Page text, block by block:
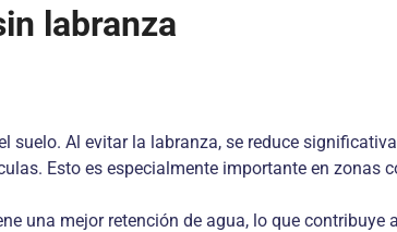
labranza
suelo. Al evitar la labranza, se reduce
Esto es especialmente importante en zonas
una mejor retención de agua, lo que